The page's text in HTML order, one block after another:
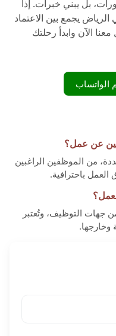
بل يبني خبرات. إذا
يجمع بين الاعتماد
الآن وابدأ رحلتك
الواتساب
عن عمل؟
من الموظفين الراغبين
باحترافية.
جهات التوظيف، وتُعتبر
وخارجها.